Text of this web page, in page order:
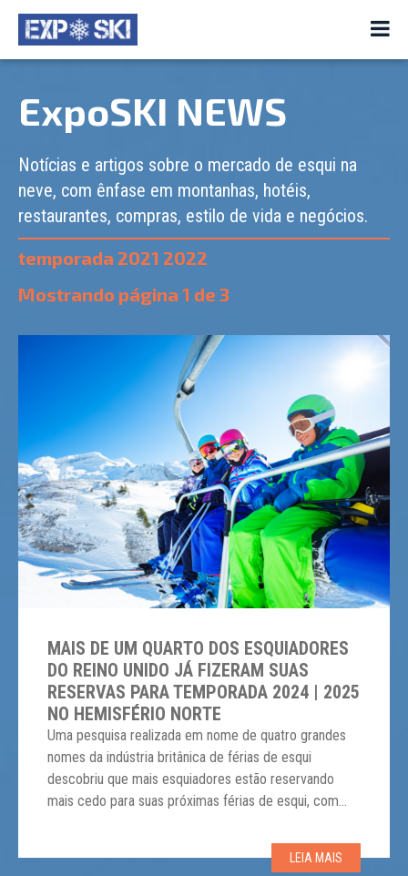
ExpoSKI NEWS
Notícias e artigos sobre o mercado de esqui na
neve, com ênfase em montanhas, hotéis,
restaurantes, compras, estilo de vida e negócios.
temporada 2021 2022
Mostrando página 1 de 3
MAIS DE UM QUARTO DOS ESQUIADORES
DO REINO UNIDO JÁ FIZERAM SUAS
RESERVAS PARA TEMPORADA 2024 | 2025
NO HEMISFÉRIO NORTE
Uma pesquisa realizada em nome de quatro grandes
nomes da indústria britânica de férias de esqui
descobriu que mais esquiadores estão reservando
mais cedo para suas próximas férias de esqui, com
| 2025. Também levou a uma estimativa de que havia
LEIA MAIS